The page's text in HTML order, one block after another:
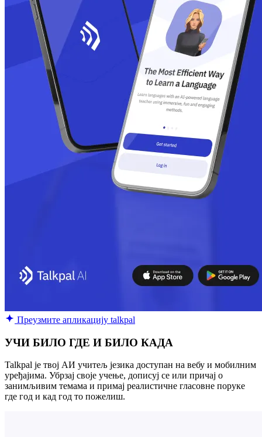
Преузмите апликацију talkpal
УЧИ БИЛО ГДЕ И БИЛО КАДА
Talkpal је твој АИ учитељ језика доступан на вебу и мобилним
уређајима. Убрзај своје учење, дописуј се или причај о
занимљивим темама и примај реалистичне гласовне поруке
где год и кад год то пожелиш.